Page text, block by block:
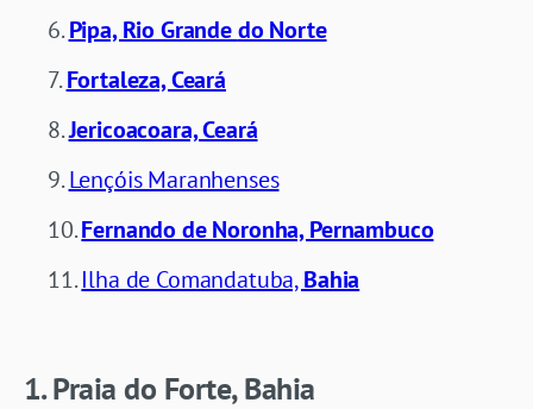
Pipa, Rio Grandedo Norte
Fortaleza, Ceará
Jericoacoara, Ceará
Lençóis Maranhenses
Fernando de Noronha, Pernambuco
Ilha de Comandatuba,Bahia
1. Praia do Forte, Bahia